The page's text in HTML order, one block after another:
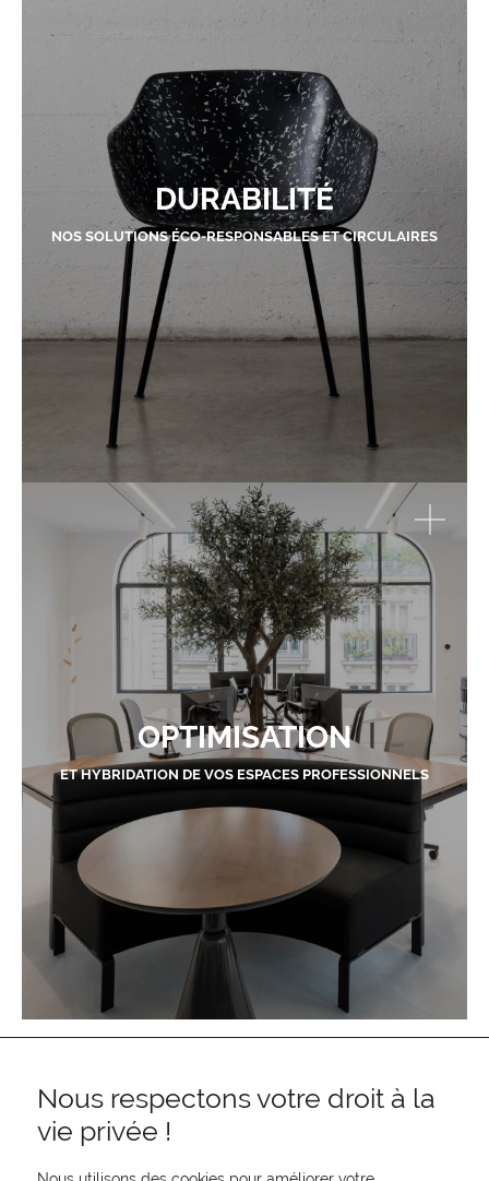
DURABILITÉ
NOS SOLUTIONS ÉCO-RESPONSABLES ET CIRCULAIRES
OPTIMISATION
ET HYBRIDATION DE VOS ESPACES PROFESSIONNELS
Nous respectons votre droit à la
vie privée !